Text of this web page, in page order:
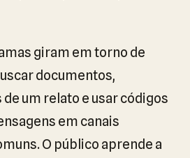
giram em torno de
documentos,
um relato e usar códigos
em canais
O público aprende a